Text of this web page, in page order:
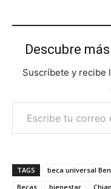
Descubre
Suscríbete y recibe
Escribe tu correo electrónico…
TAGS beca universal
Becas
bienestar